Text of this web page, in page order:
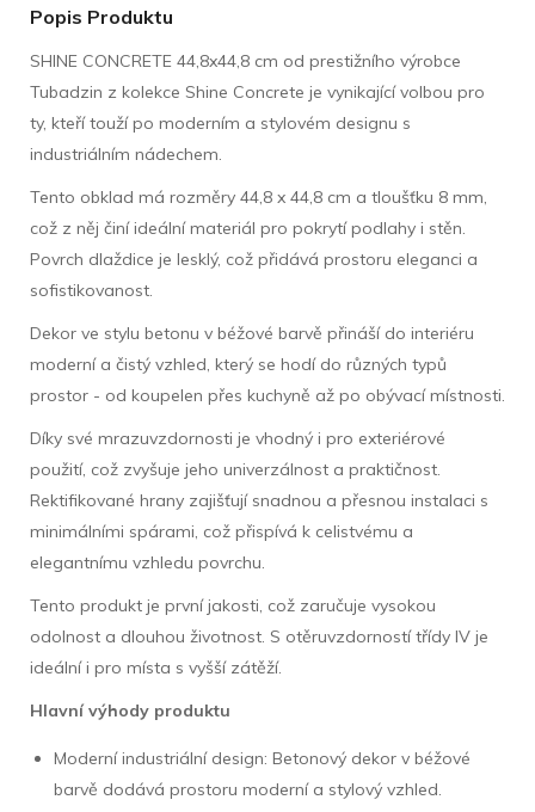
Popis Produktu
SHINE CONCRETE 44,8x44,8 cm od prestižního výrobce
Tubadzin z kolekce Shine Concrete je vynikající volbou pro
ty, kteří touží po moderním a stylovém designu s
industriálním nádechem.
Tento obklad má rozměry 44,8 x 44,8 cm a tloušťku 8 mm,
což z něj činí ideální materiál pro pokrytí podlahy i stěn.
Povrch dlaždice je lesklý, což přidává prostoru eleganci a
sofistikovanost.
Dekor ve stylu betonu v béžové barvě přináší do interiéru
moderní a čistý vzhled, který se hodí do různých typů
prostor - od koupelen přes kuchyně až po obývací místnosti.
Díky své mrazuvzdornosti je vhodný i pro exteriérové
použití, což zvyšuje jeho univerzálnost a praktičnost.
Rektifikované hrany zajišťují snadnou a přesnou instalaci s
minimálními spárami, což přispívá k celistvému a
elegantnímu vzhledu povrchu.
Tento produkt je první jakosti, což zaručuje vysokou
odolnost a dlouhou životnost. S otěruvzdorností třídy IV je
ideální i pro místa s vyšší zátěží.
Hlavní výhody produktu
Moderní industriální design: Betonový dekor v béžové
barvě dodává prostoru moderní a stylový vzhled.